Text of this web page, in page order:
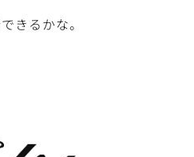
きるかな。